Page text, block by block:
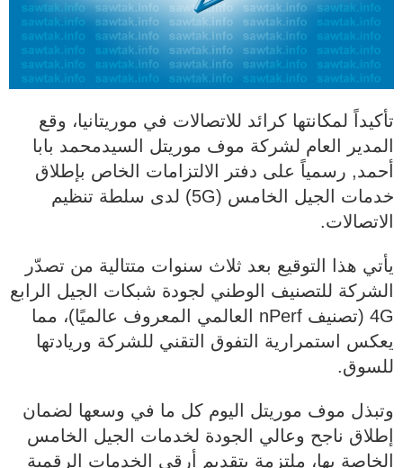
تأكيداً لمكانتها كرائد للاتصالات في موريتانيا، وقع
المدير العام لشركة موف موريتل السيدمحمد بابا
أحمد, رسمياً على دفتر الالتزامات الخاص بإطلاق
خدمات الجيل الخامس (5G) لدى سلطة تنظيم
الاتصالات.
يأتي هذا التوقيع بعد ثلاث سنوات متتالية من تصدّر
الشركة للتصنيف الوطني لجودة شبكات الجيل الرابع
4G (تصنيف nPerf العالمي المعروف عالميًا)، مما
يعكس استمرارية التفوق التقني للشركة وريادتها
للسوق.
وتبذل موف موريتل اليوم كل ما في وسعها لضمان
إطلاق ناجح وعالي الجودة لخدمات الجيل الخامس
الخاصة بها، ملتزمة بتقديم أرقى الخدمات الرقمية